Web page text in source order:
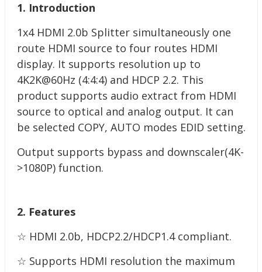
1. Introduction
1x4 HDMI 2.0b Splitter simultaneously one
route HDMI source to four routes HDMI
display. It supports resolution up to
4K2K@60Hz (4:4:4) and HDCP 2.2. This
product supports audio extract from HDMI
source to optical and analog output. It can
be selected COPY, AUTO modes EDID setting.
Output supports bypass and downscaler(4K-
>1080P) function.
2. Features
☆ HDMI 2.0b, HDCP2.2/HDCP1.4 compliant.
☆ Supports HDMI resolution the maximum